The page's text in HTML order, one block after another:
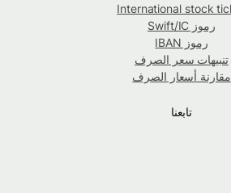
International stock
رموز Swift/IC
رموز IBAN
سعر الصرف
أسعار الصرف
تابعنا